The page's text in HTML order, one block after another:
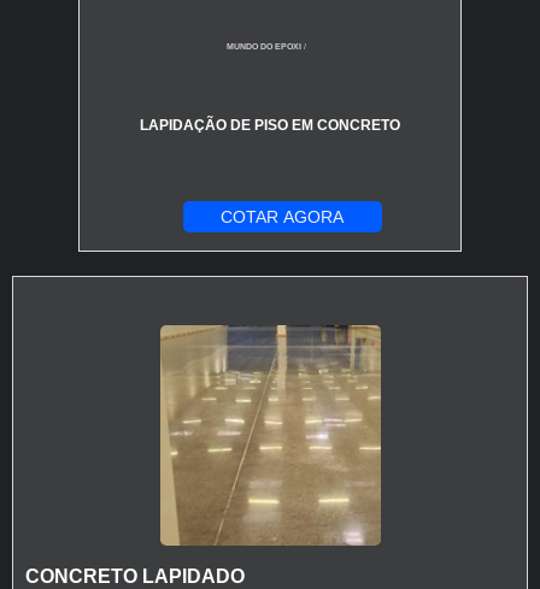
MUNDO DO EPOXI /
LAPIDAÇÃO DE PISO EM CONCRETO
COTAR AGORA
CONCRETO LAPIDADO